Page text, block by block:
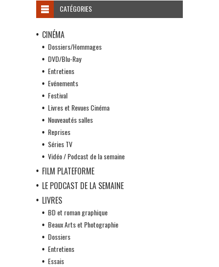
CATÉGORIES
CINÉMA
Dossiers/Hommages
DVD/Blu-Ray
Entretiens
Evénements
Festival
Livres et Revues Cinéma
Nouveautés salles
Reprises
Séries TV
Vidéo / Podcast de la semaine
FILM PLATEFORME
LE PODCAST DE LA SEMAINE
LIVRES
BD et roman graphique
Beaux Arts et Photographie
Dossiers
Entretiens
Essais